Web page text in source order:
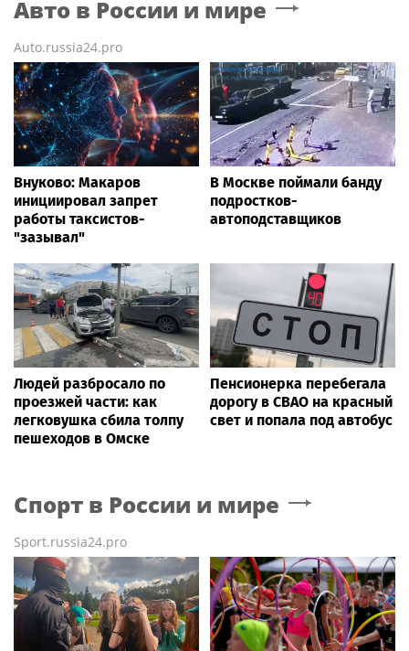
Авто в России и мире
Auto.russia24.pro
Внуково: Макаров
инициировал запрет
работы таксистов-
"зазывал"
В Москве поймали банду
подростков-
автоподставщиков
Людей разбросало по
проезжей части: как
легковушка сбила толпу
пешеходов в Омске
Пенсионерка перебегала
дорогу в СВАО на красный
свет и попала под автобус
Спорт в России и мире
Sport.russia24.pro